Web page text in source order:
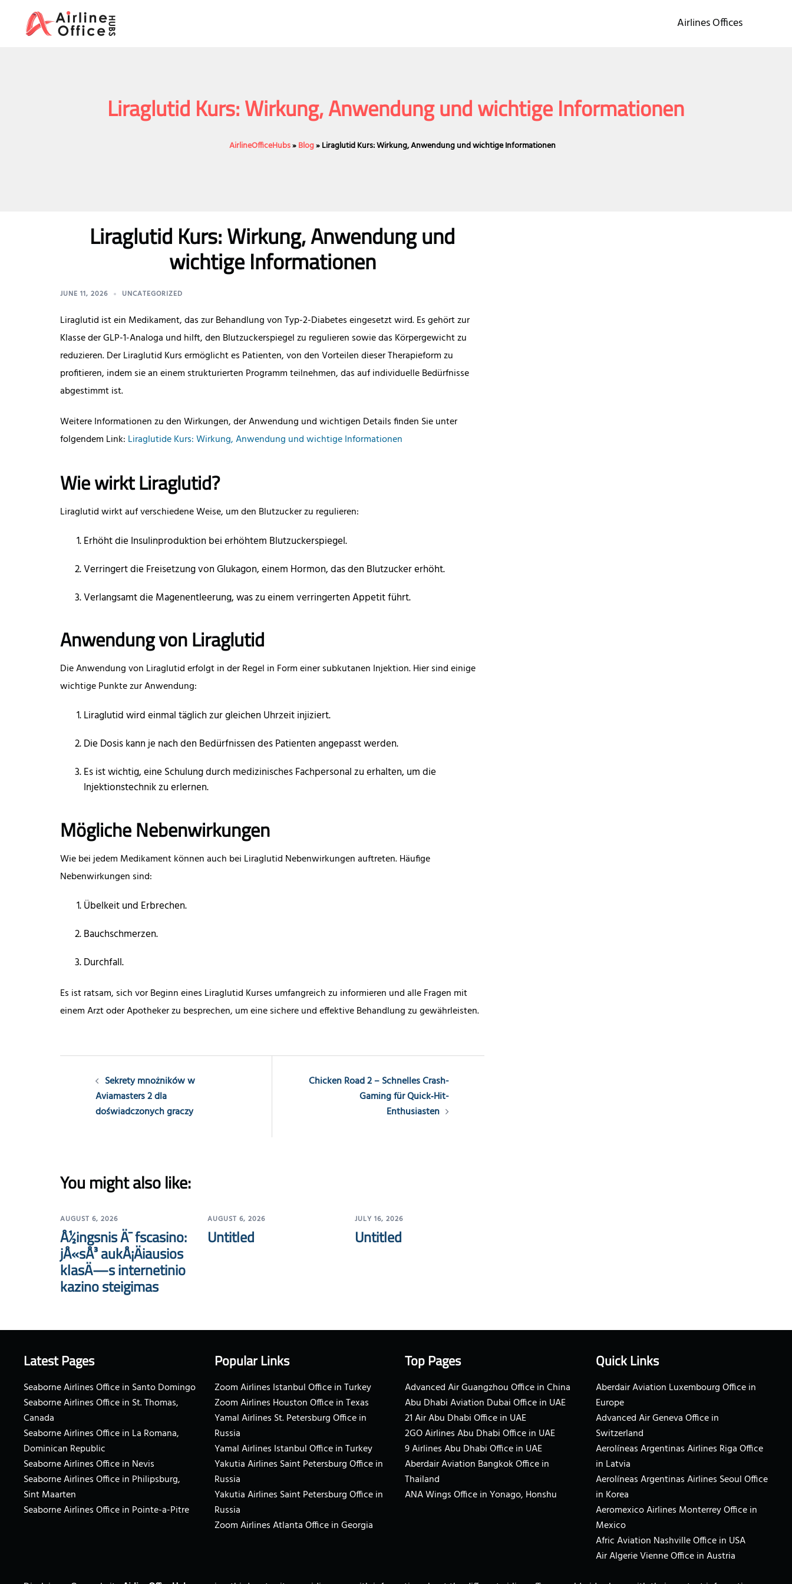
content
Airlines Offices
Liraglutid Kurs: Wirkung, Anwendung und wichtige Informationen
AirlineOfficeHubs»Blog»Liraglutid Kurs: Wirkung, Anwendung und wichtige Informationen
Liraglutid Kurs: Wirkung, Anwendung und
wichtige Informationen
JUNE 11, 2026 UNCATEGORIZED
Liraglutid ist ein Medikament, das zur Behandlung von Typ-2-Diabetes eingesetzt wird. Es gehört zur
Klasse der GLP-1-Analoga und hilft, den Blutzuckerspiegel zu regulieren sowie das Körpergewicht zu
reduzieren. Der Liraglutid Kurs ermöglicht es Patienten, von den Vorteilen dieser Therapieform zu
profitieren, indem sie an einem strukturierten Programm teilnehmen, das auf individuelle Bedürfnisse
abgestimmt ist.
Weitere Informationen zu den Wirkungen, der Anwendung und wichtigen Details finden Sie unter
folgendem Link: Liraglutide Kurs: Wirkung, Anwendung und wichtige Informationen
Wie wirkt Liraglutid?
Liraglutid wirkt auf verschiedene Weise, um den Blutzucker zu regulieren:
Erhöht die Insulinproduktion bei erhöhtem Blutzuckerspiegel.
Verringert die Freisetzung von Glukagon, einem Hormon, das den Blutzucker erhöht.
Verlangsamt die Magenentleerung, was zu einem verringerten Appetit führt.
Anwendung von Liraglutid
Die Anwendung von Liraglutid erfolgt in der Regel in Form einer subkutanen Injektion. Hier sind einige
wichtige Punkte zur Anwendung:
Liraglutid wird einmal täglich zur gleichen Uhrzeit injiziert.
Die Dosis kann je nach den Bedürfnissen des Patienten angepasst werden.
Es ist wichtig, eine Schulung durch medizinisches Fachpersonal zu erhalten, um die
Injektionstechnik zu erlernen.
Mögliche Nebenwirkungen
Wie bei jedem Medikament können auch bei Liraglutid Nebenwirkungen auftreten. Häufige
Nebenwirkungen sind:
Übelkeit und Erbrechen.
Bauchschmerzen.
Durchfall.
Es ist ratsam, sich vor Beginn eines Liraglutid Kurses umfangreich zu informieren und alle Fragen mit
einem Arzt oder Apotheker zu besprechen, um eine sichere und effektive Behandlung zu gewährleisten.
Post
navigation
Sekrety mnożników w
Aviamasters 2 dla
doświadczonych graczy
Chicken Road 2 – Schnelles Crash-
Gaming für Quick‑Hit-
Enthusiasten
You might also like:
AUGUST 6, 2026
Å½ingsnis Ä¯ fscasino:
jÅ«sÅ³ aukÅ¡Äiausios
klasÄ—s internetinio
kazino steigimas
AUGUST 6, 2026
Untitled
JULY 16, 2026
Untitled
Latest Pages
Seaborne Airlines Office in Santo Domingo
Seaborne Airlines Office in St. Thomas,
Canada
Seaborne Airlines Office in La Romana,
Dominican Republic
Seaborne Airlines Office in Nevis
Seaborne Airlines Office in Philipsburg,
Sint Maarten
Seaborne Airlines Office in Pointe-a-Pitre
Popular Links
Zoom Airlines Istanbul Office in Turkey
Zoom Airlines Houston Office in Texas
Yamal Airlines St. Petersburg Office in
Russia
Yamal Airlines Istanbul Office in Turkey
Yakutia Airlines Saint Petersburg Office in
Russia
Yakutia Airlines Saint Petersburg Office in
Russia
Zoom Airlines Atlanta Office in Georgia
Top Pages
Advanced Air Guangzhou Office in China
Abu Dhabi Aviation Dubai Office in UAE
21 Air Abu Dhabi Office in UAE
2GO Airlines Abu Dhabi Office in UAE
9 Airlines Abu Dhabi Office in UAE
Aberdair Aviation Bangkok Office in
Thailand
ANA Wings Office in Yonago, Honshu
Quick Links
Aberdair Aviation Luxembourg Office in
Europe
Advanced Air Geneva Office in
Switzerland
Aerolíneas Argentinas Airlines Riga Office
in Latvia
Aerolíneas Argentinas Airlines Seoul Office
in Korea
Aeromexico Airlines Monterrey Office in
Mexico
Afric Aviation Nashville Office in USA
Air Algerie Vienne Office in Austria